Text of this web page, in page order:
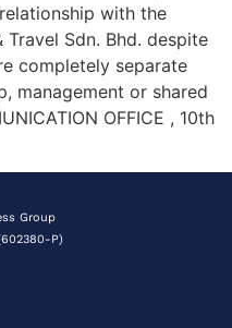
with the
Sdn. Bhd. despite
completely separate
management or shared
OFFICE , 10th
Group
P)